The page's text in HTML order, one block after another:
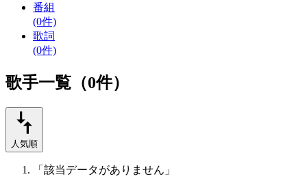
番組
(0件)
歌詞
(0件)
歌手一覧（0件）
人気順
「該当データがありません」